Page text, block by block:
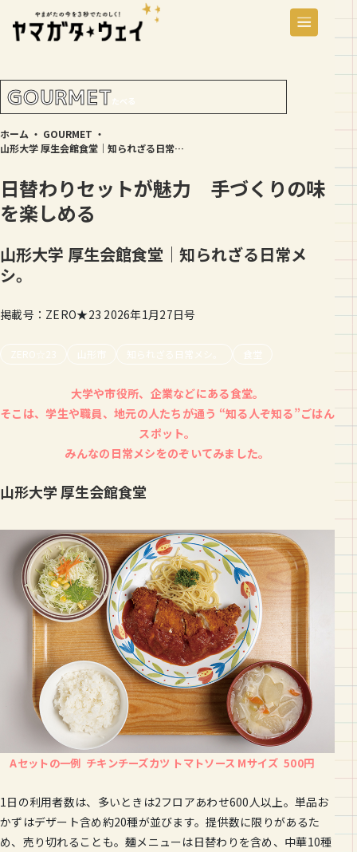
GOURMETたべる
ホーム ・ GOURMET ・
山形大学 厚生会館食堂｜知られざる日常メシ。
日替わりセットが魅力 手づくりの味
を楽しめる
山形大学 厚生会館食堂｜知られざる日常メ
シ。
掲載号：ZERO★23 2026年1月27日号
ZERO☆23 山形市 知られざる日常メシ。 食堂
大学や市役所、企業などにある食堂。
そこは、学生や職員、地元の人たちが通う “知る人ぞ知る”ごはん
スポット。
みんなの日常メシをのぞいてみました。
山形大学 厚生会館食堂
Aセットの一例 チキンチーズカツ トマトソース Mサイズ 500円
1日の利用者数は、多いときは2フロアあわせ600人以上。単品お
かずはデザート含め約20種が並びます。提供数に限りがあるた
め、売り切れることも。麺メニューは日替わりを含め、中華10種